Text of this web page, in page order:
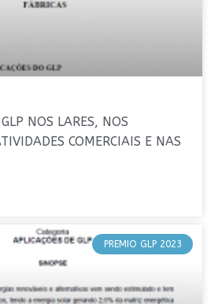
NOS LARES, NOS
COMERCIAIS E NAS
PREMIO GLP 2023